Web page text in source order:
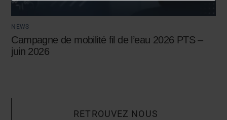
NEWS
Campagne de mobilité fil de l’eau 2026 PTS –
juin 2026
RETROUVEZ NOUS